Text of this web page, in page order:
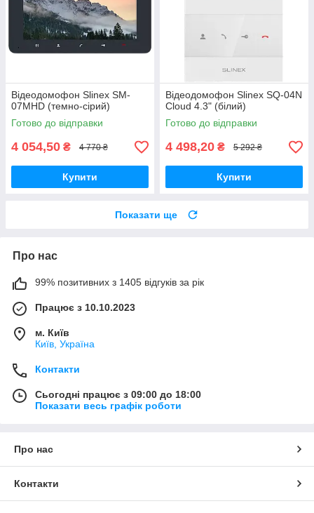
Відеодомофон Slinex SM-
07MHD (темно-сірий)
Готово до відправки
4 054,50 ₴ 4 770 ₴
Купити
Відеодомофон Slinex SQ-04N
Cloud 4.3" (білий)
Готово до відправки
4 498,20 ₴ 5 292 ₴
Купити
Показати ще
Про нас
99% позитивних з 1405 відгуків за рік
Працює з 10.10.2023
м. Київ
Київ, Україна
Контакти
Сьогодні працює з 09:00 до 18:00
Показати весь графік роботи
Про нас
Контакти